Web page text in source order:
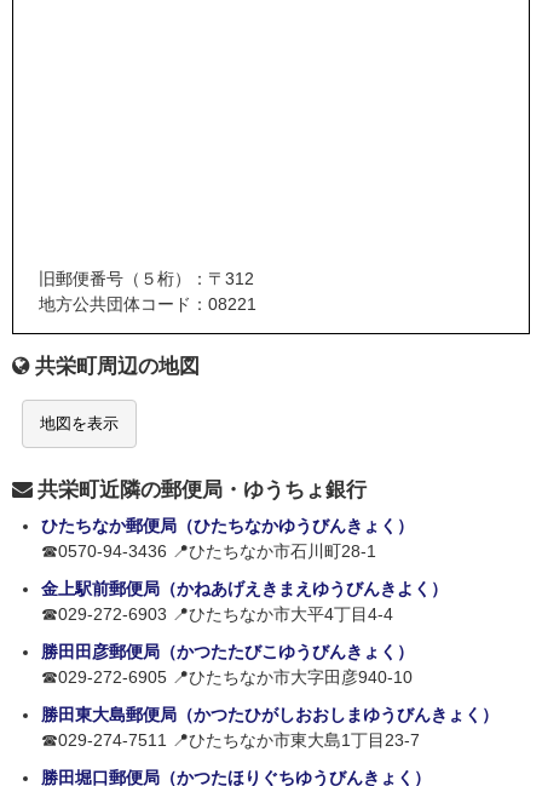
旧郵便番号（５桁）：〒312
地方公共団体コード：08221
共栄町周辺の地図
地図を表示
共栄町近隣の郵便局・ゆうちょ銀行
ひたちなか郵便局（ひたちなかゆうびんきょく）
☎0570-94-3436 📍ひたちなか市石川町28-1
金上駅前郵便局（かねあげえきまえゆうびんきよく）
☎029-272-6903 📍ひたちなか市大平4丁目4-4
勝田田彦郵便局（かつたたびこゆうびんきょく）
☎029-272-6905 📍ひたちなか市大字田彦940-10
勝田東大島郵便局（かつたひがしおおしまゆうびんきょく）
☎029-274-7511 📍ひたちなか市東大島1丁目23-7
勝田堀口郵便局（かつたほりぐちゆうびんきょく）